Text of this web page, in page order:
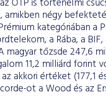
OTP is történelmi
amikben négy
kategóriában a
a Rába, a BIF,
tőzsde 247,6
11,2 milliárd forint
akkori értéket (177,1
ot a Wood és az